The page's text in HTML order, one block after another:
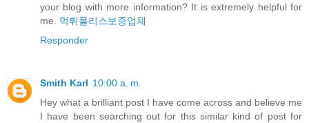
your blog with more information? It is extremely helpful for
me. 먹튀폴리스보증업체
Responder
Smith Karl 10:00 a. m.
Hey what a brilliant post I have come across and believe me
I have been searching out for this similar kind of post for